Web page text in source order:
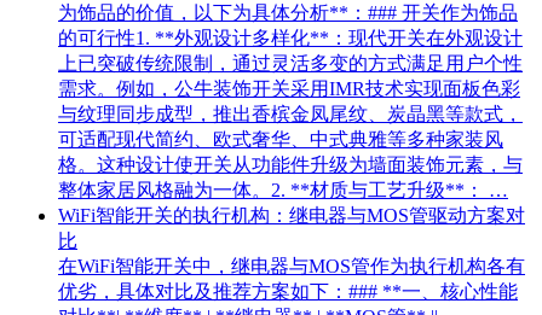
为饰品的价值，以下为具体分析**：### 开关作为饰品
的可行性1. **外观设计多样化**：现代开关在外观设计
上已突破传统限制，通过灵活多变的方式满足用户个性
需求。例如，公牛装饰开关采用IMR技术实现面板色彩
与纹理同步成型，推出香槟金凤尾纹、炭晶黑等款式，
可适配现代简约、欧式奢华、中式典雅等多种家装风
格。这种设计使开关从功能件升级为墙面装饰元素，与
整体家居风格融为一体。2. **材质与工艺升级**： …
WiFi智能开关的执行机构：继电器与MOS管驱动方案对
比
在WiFi智能开关中，继电器与MOS管作为执行机构各有
优劣，具体对比及推荐方案如下：### **一、核心性能